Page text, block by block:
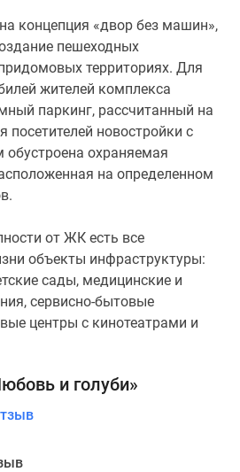
концепция «двор без машин»,
пешеходных
территориях. Для
жителей комплекса
паркинг, рассчитанный на
новостройки с
охраняемая
на определенном
от ЖК есть все
объекты инфраструктуры:
сады, медицинские и
сервисно-бытовые
центры с кинотеатрами и
и голуби»